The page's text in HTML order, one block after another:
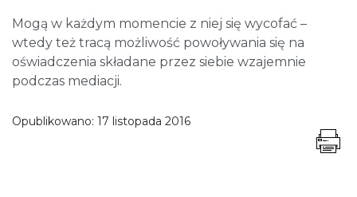
Mogą w każdym momencie z niej się wycofać –
wtedy też tracą możliwość powoływania się na
oświadczenia składane przez siebie wzajemnie
podczas mediacji.
Opublikowano: 17 listopada 2016